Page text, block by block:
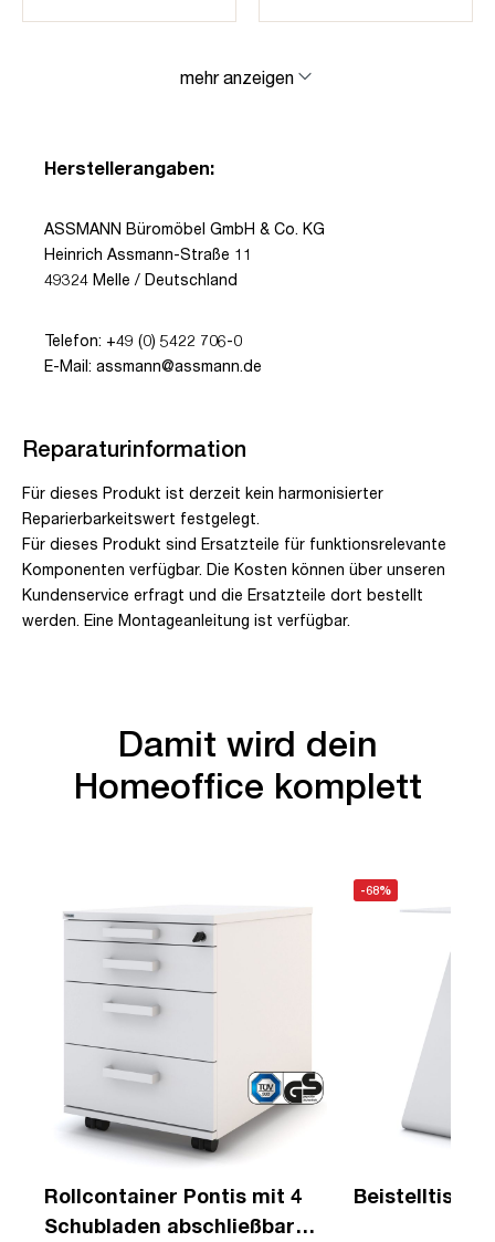
mehr anzeigen
Herstellerangaben:
ASSMANN Büromöbel GmbH & Co. KG
Heinrich Assmann-Straße 11
49324 Melle / Deutschland
Telefon: +49 (0) 5422 706-0
E-Mail: assmann@assmann.de
Reparaturinformation
Für dieses Produkt ist derzeit kein harmonisierter
Reparierbarkeitswert festgelegt.
Für dieses Produkt sind Ersatzteile für funktionsrelevante
Komponenten verfügbar. Die Kosten können über unseren
Kundenservice erfragt und die Ersatzteile dort bestellt
werden. Eine Montageanleitung ist verfügbar.
Damit wird dein
Homeoffice komplett
Rollcontainer Pontis mit 4
Schubladen abschließbar
-68%
Beistelltisch